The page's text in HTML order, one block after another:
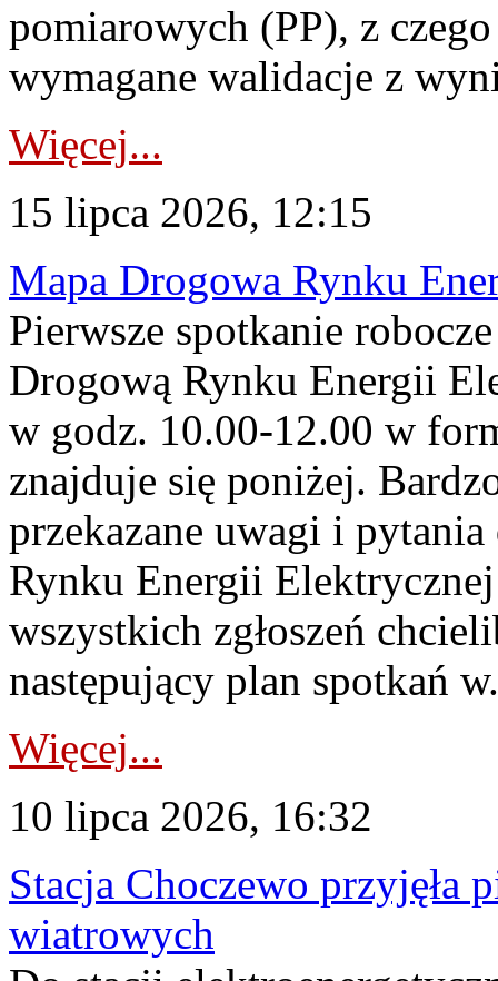
pomiarowych (PP), z
wymagane walidacje z
Więcej...
15 lipca 2026, 12:15
Mapa Drogowa Rynku
Pierwsze spotkanie
Drogową Rynku Energii
w godz. 10.00-12.00 w
znajduje się poniżej.
przekazane uwagi i
Rynku Energii
wszystkich zgłoszeń
następujący plan spotkań
Więcej...
10 lipca 2026, 16:32
Stacja Choczewo przyjęła
wiatrowych